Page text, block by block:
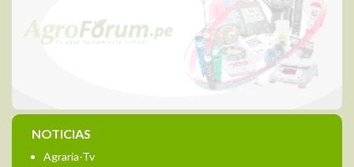
NOTICIAS
Agraria-Tv